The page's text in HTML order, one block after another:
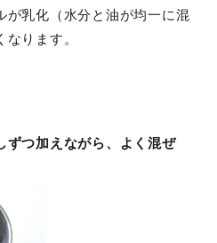
が乳化（水分と油が均一に混
ります。
ずつ加えながら、よく混ぜ